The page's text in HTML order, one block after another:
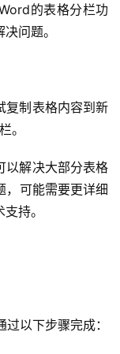
的表格分栏功
问题。
复制表格内容到新
。
以解决大部分表格
，可能需要更详细
持。
以下步骤完成：